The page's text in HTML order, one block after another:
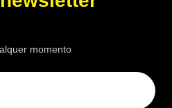
2026
espanhol depois de
e acabou por conseguir
momento